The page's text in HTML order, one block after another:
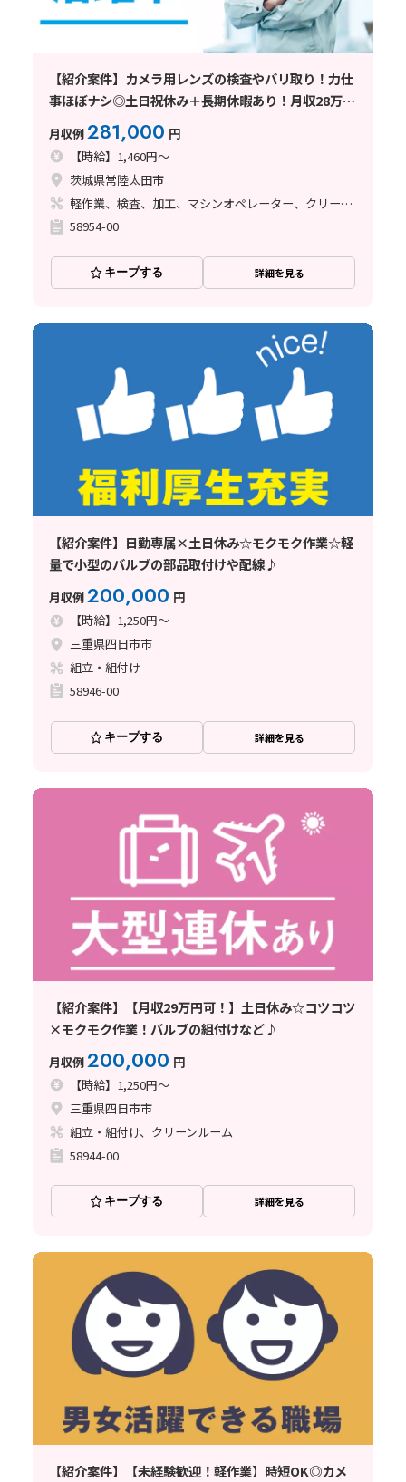
【紹介案件】カメラ用レンズの検査やバリ取り！力仕
事ほぼナシ◎土日祝休み＋長期休暇あり！月収28万円
月収例281,000 円
【時給】1,460円～
茨城県常陸太田市
軽作業、検査、加工、マシンオペレーター、クリーンルーム
58954-00
キープする 詳細を見る
【紹介案件】日勤専属×土日休み☆モクモク作業☆軽
量で小型のバルブの部品取付けや配線♪
月収例200,000 円
【時給】1,250円～
三重県四日市市
組立・組付け
58946-00
キープする 詳細を見る
【紹介案件】【月収29万円可！】土日休み☆コツコツ
×モクモク作業！バルブの組付けなど♪
月収例200,000 円
【時給】1,250円～
三重県四日市市
組立・組付け、クリーンルーム
58944-00
キープする 詳細を見る
【紹介案件】【未経験歓迎！軽作業】時短OK◎カメ